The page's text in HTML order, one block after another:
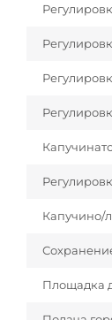
Капучино/
Площадка